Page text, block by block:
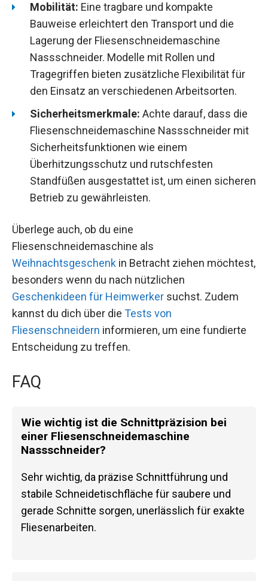
Mobilität: Eine tragbare und kompakte
Bauweise erleichtert den Transport und die
Lagerung der Fliesenschneidemaschine
Nassschneider. Modelle mit Rollen und
Tragegriffen bieten zusätzliche Flexibilität für
den Einsatz an verschiedenen Arbeitsorten.
Sicherheitsmerkmale: Achte darauf, dass die
Fliesenschneidemaschine Nassschneider mit
Sicherheitsfunktionen wie einem
Überhitzungsschutz und rutschfesten
Standfüßen ausgestattet ist, um einen sicheren
Betrieb zu gewährleisten.
Überlege auch, ob du eine
Fliesenschneidemaschine als
Weihnachtsgeschenk in Betracht ziehen möchtest,
besonders wenn du nach nützlichen
Geschenkideen für Heimwerker suchst. Zudem
kannst du dich über die Tests von
Fliesenschneidern informieren, um eine fundierte
Entscheidung zu treffen.
FAQ
Wie wichtig ist die Schnittpräzision bei
einer Fliesenschneidemaschine
Nassschneider?
Sehr wichtig, da präzise Schnittführung und
stabile Schneidetischfläche für saubere und
gerade Schnitte sorgen, unerlässlich für exakte
Fliesenarbeiten.